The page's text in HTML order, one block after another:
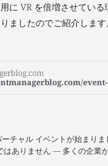
に VR を倍増させている
ましたのでご紹介します
チャル イベントが始まり
はありません — 多くの企業